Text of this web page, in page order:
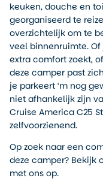
keuken, douche en
georganiseerd te
overzichtelijk om te
veel binnenruimte. Of
extra comfort zoekt,
deze camper past
je parkeert ‘m nog
niet afhankelijk zijn
Cruise America C25
zelfvoorzienend.
Op zoek naar een
deze camper? Bekijk
met ons op.